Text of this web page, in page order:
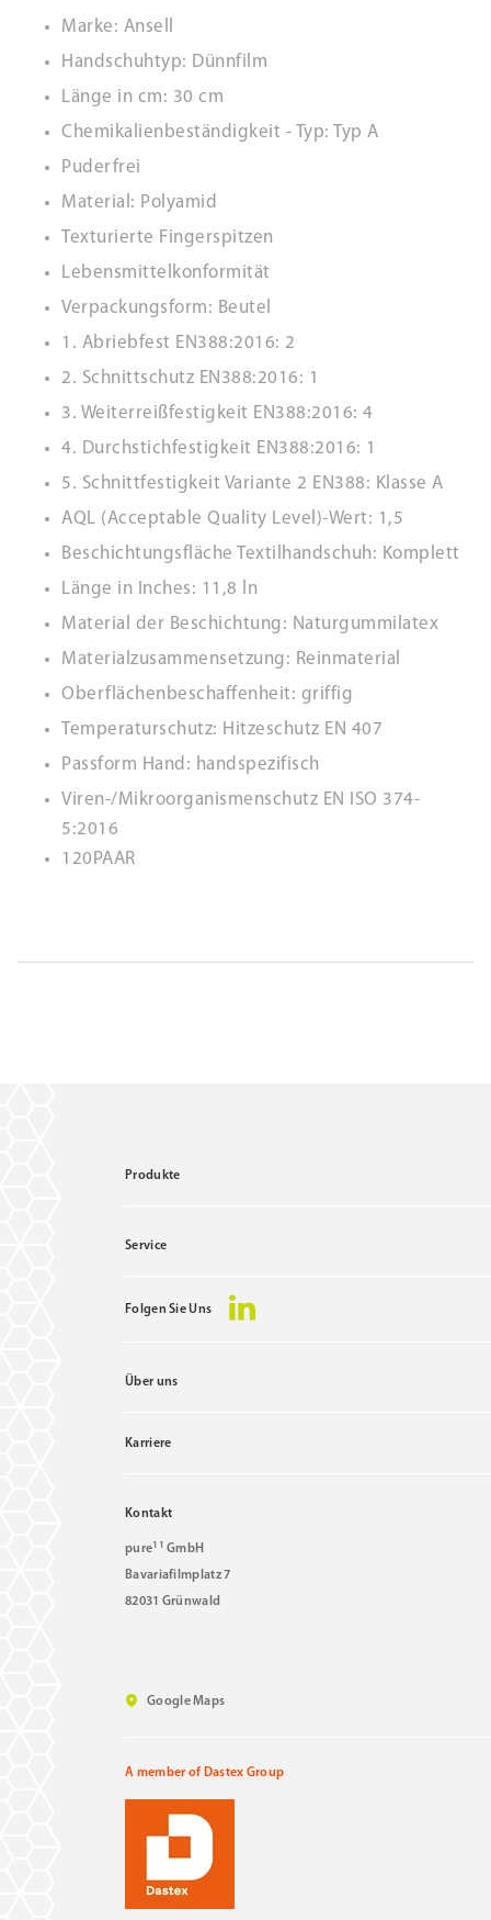
Marke: Ansell
Handschuhtyp: Dünnfilm
Länge in cm: 30 cm
Chemikalienbeständigkeit - Typ: Typ A
Puderfrei
Material: Polyamid
Texturierte Fingerspitzen
Lebensmittelkonformität
Verpackungsform: Beutel
1. Abriebfest EN388:2016: 2
2. Schnittschutz EN388:2016: 1
3. Weiterreißfestigkeit EN388:2016: 4
4. Durchstichfestigkeit EN388:2016: 1
5. Schnittfestigkeit Variante 2 EN388: Klasse A
AQL (Acceptable Quality Level)-Wert: 1,5
Beschichtungsfläche Textilhandschuh: Komplett
Länge in Inches: 11,8 ln
Material der Beschichtung: Naturgummilatex
Materialzusammensetzung: Reinmaterial
Oberflächenbeschaffenheit: griffig
Temperaturschutz: Hitzeschutz EN 407
Passform Hand: handspezifisch
Viren-/Mikroorganismenschutz EN ISO 374-
5:2016
120PAAR
Produkte
Service
Folgen Sie Uns
Über uns
Karriere
Kontakt
pure11 GmbH
Bavariafilmplatz 7
82031 Grünwald
Google Maps
A member of Dastex Group